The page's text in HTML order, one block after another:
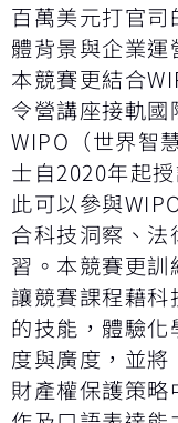
百萬美元打官
體背景與企業運
本競賽更結合
令營講座接軌
WIPO（世界智
士自2020年起
此可以參與
合科技洞察、
習。本競賽更
讓競賽課程藉科
的技能，體驗
度與廣度，並
財產權保護策